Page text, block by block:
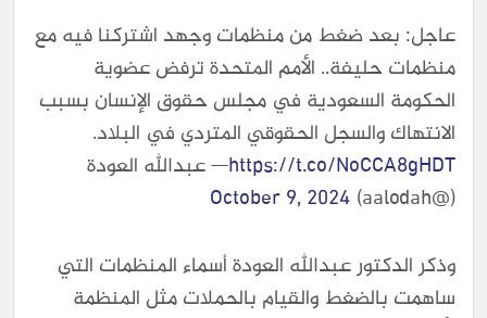
عاجل: بعد ضغط من منظمات وجهد اشتركنا فيه مع
منظمات حليفة.. الأمم المتحدة ترفض عضوية
الحكومة السعودية في مجلس حقوق الإنسان بسبب
الانتهاك والسجل الحقوقي المتردي في البلاد.
https://t.co/NoCCA8gHDT— عبدالله العودة
(@aalodah)
October 9, 2024
وذكر الدكتور عبدالله العودة أسماء المنظمات التي
ساهمت بالضغط والقيام بالحملات مثل المنظمة